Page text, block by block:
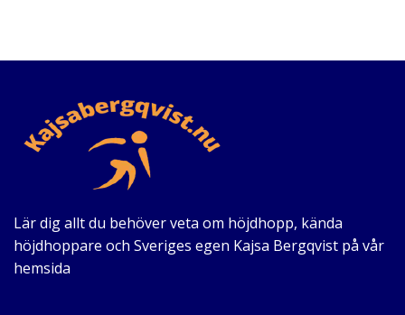
Lär dig allt du behöver veta om höjdhopp, kända
höjdhoppare och Sveriges egen Kajsa Bergqvist på vår
hemsida